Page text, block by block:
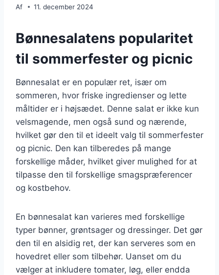
Af 11. december 2024
Bønnesalatens popularitet
til sommerfester og picnic
Bønnesalat er en populær ret, især om
sommeren, hvor friske ingredienser og lette
måltider er i højsædet. Denne salat er ikke kun
velsmagende, men også sund og nærende,
hvilket gør den til et ideelt valg til sommerfester
og picnic. Den kan tilberedes på mange
forskellige måder, hvilket giver mulighed for at
tilpasse den til forskellige smagspræferencer
og kostbehov.
En bønnesalat kan varieres med forskellige
typer bønner, grøntsager og dressinger. Det gør
den til en alsidig ret, der kan serveres som en
hovedret eller som tilbehør. Uanset om du
vælger at inkludere tomater, løg, eller endda